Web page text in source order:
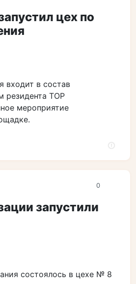
цех по
входит в состав
резидента ТОР
мероприятие
0
запустили
состоялось в цехе № 8